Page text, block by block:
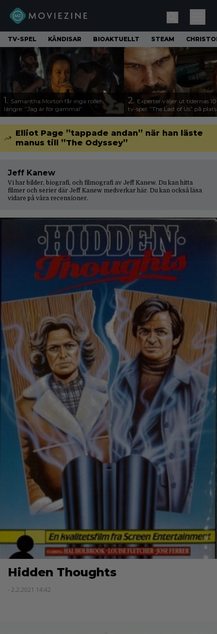
TV-SPEL KÄNDISAR BIOAKTUELLT STEAM
1. Samantha Morton får inga roller
längre: ”Jag är för gammal”
2. Experter väljer ut tidernas
tv-spel: ”The Last of Us” på
Elliot Page ”tappade andan” när han läste
manus till ”The Odyssey”
Jeff Kanew
Vi har bilder, biografi, och filmografi av Jeff Kanew. Du kan hitta
filmer och serier där Jeff Kanew medverkar här. Du kan också läsa
vidare på våra recensioner.
Hidden Thoughts
- 2.2.2021 14:42